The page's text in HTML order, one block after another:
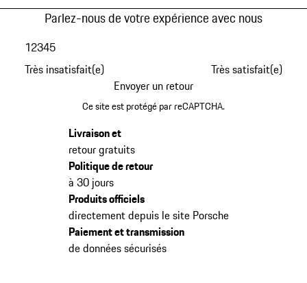
Parlez-nous de votre expérience avec nous
Très insatisfait(e)
12345
Très satisfait(e)
Envoyer un retour
Ce site est protégé par reCAPTCHA.
Livraison et
retour gratuits
Politique de retour
à 30 jours
Produits officiels
directement depuis le site Porsche
Paiement et transmission
de données sécurisés